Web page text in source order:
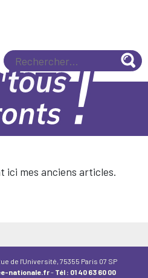
ici mes anciens articles.
de l'Université, 75355 Paris 07 SP
nationale.fr- Tél : 01 40 63 60 00